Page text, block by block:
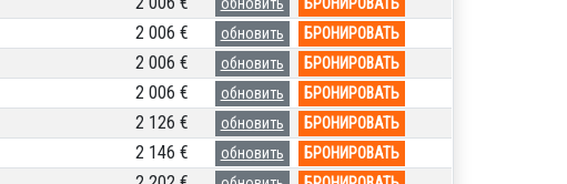
2 006 € обновить БРОНИРОВАТЬ
2 006 € обновить БРОНИРОВАТЬ
2 006 € обновить БРОНИРОВАТЬ
2 126 € обновить БРОНИРОВАТЬ
2 146 € обновить БРОНИРОВАТЬ